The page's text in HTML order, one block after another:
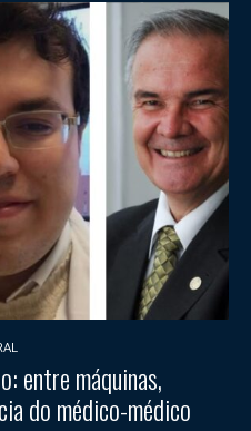
entre máquinas,
do médico-médico